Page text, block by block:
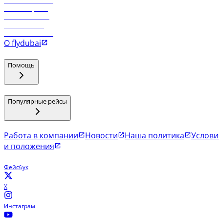
О flydubai
Помощь
Популярные рейсы
Работа в компании Новости Наша политика
и положения
Фейсбук
X
Инстаграм